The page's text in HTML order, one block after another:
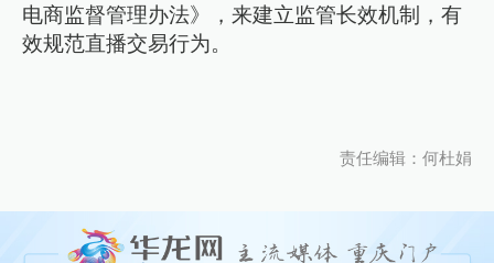
电商监督管理办法》，来建立监管长效机制，有
效规范直播交易行为。
责任编辑：何杜娟